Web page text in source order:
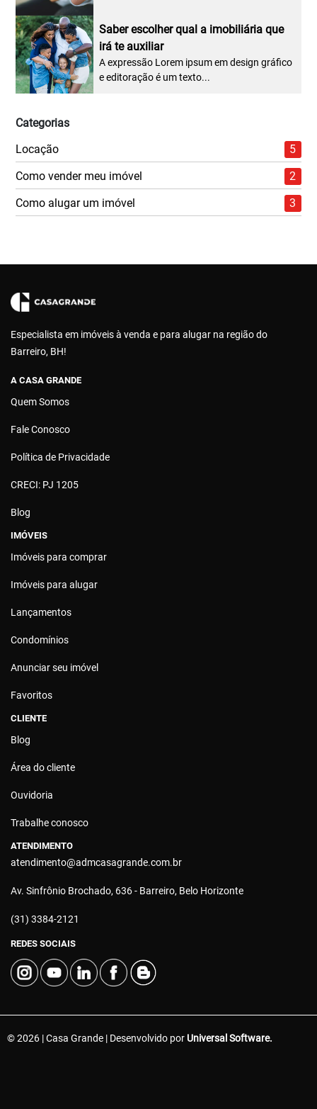
Saber escolher qual a imobiliária que
irá te auxiliar
A expressão Lorem ipsum em design gráfico
e editoração é um texto...
Categorias
Locação
5
Como vender meu imóvel
2
Como alugar um imóvel
3
Especialista em imóveis à venda e para alugar na região do
Barreiro, BH!
A CASA GRANDE
Quem Somos
Fale Conosco
Política de Privacidade
CRECI: PJ 1205
Blog
IMÓVEIS
Imóveis para comprar
Imóveis para alugar
Lançamentos
Condomínios
Anunciar seu imóvel
Favoritos
CLIENTE
Blog
Área do cliente
Ouvidoria
Trabalhe conosco
ATENDIMENTO
atendimento@admcasagrande.com.br
Av. Sinfrônio Brochado, 636 - Barreiro, Belo Horizonte
(31) 3384-2121
REDES SOCIAIS
© 2026 | Casa Grande | Desenvolvido por Universal Software.